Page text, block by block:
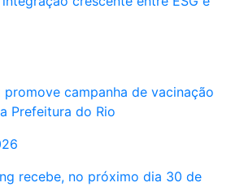
promove campanha de vacinação
Prefeitura do Rio
recebe, no próximo dia 30 de